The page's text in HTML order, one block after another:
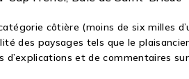
côtière (moins de six milles
des paysages tels que le
et de commentaires